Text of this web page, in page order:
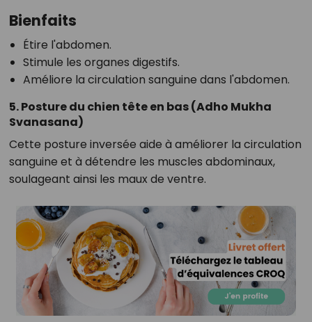
Bienfaits
Étire l'abdomen.
Stimule les organes digestifs.
Améliore la circulation sanguine dans l'abdomen.
5. Posture du chien tête en bas (Adho Mukha
Svanasana)
Cette posture inversée aide à améliorer la circulation
sanguine et à détendre les muscles abdominaux,
soulageant ainsi les maux de ventre.